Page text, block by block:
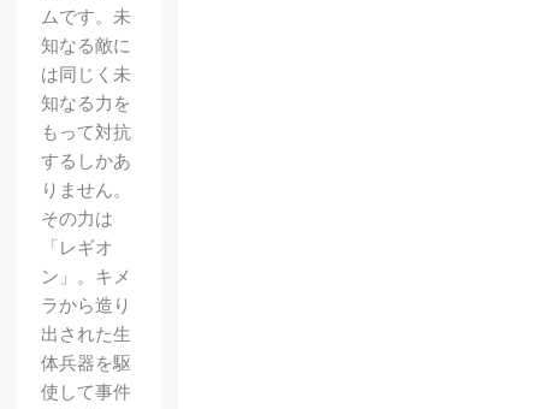
ムです。未
知なる敵に
は同じく未
知なる力を
もって対抗
するしかあ
りません。
その力は
「レギオ
ン」。キメ
ラから造り
出された生
体兵器を駆
使して事件